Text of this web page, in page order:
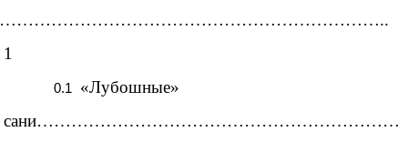
«Лубошные»